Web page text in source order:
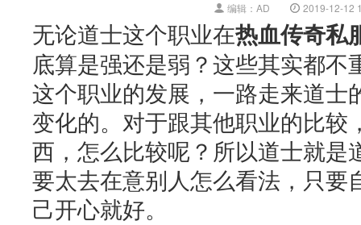
编辑：AD 2019-12-12
无论道士这个职业在热血传奇私
底算是强还是弱？这些其实都不
这个职业的发展，一路走来道士
变化的。对于跟其他职业的比较
西，怎么比较呢？所以道士就是
要太去在意别人怎么看法，只要
己开心就好。